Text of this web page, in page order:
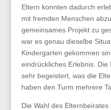
Eltern konnten dadurch
mit fremden Menschen
gemeinsames Projekt zu
war es genau dieselbe
Kindergarten gekommen
eindrückliches Erlebnis.
sehr begeistert, was die
haben den Turm mehrere
Die Wahl des